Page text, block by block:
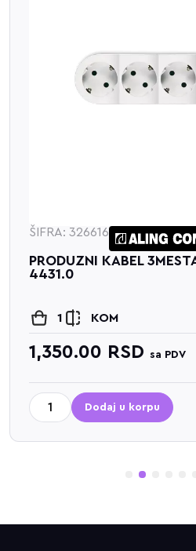
ŠIFRA: 326616
PRODUZNI KABEL
4431.0
1 KOM
1,350.00 RSD sa PDV
Dodaj u korpu
5